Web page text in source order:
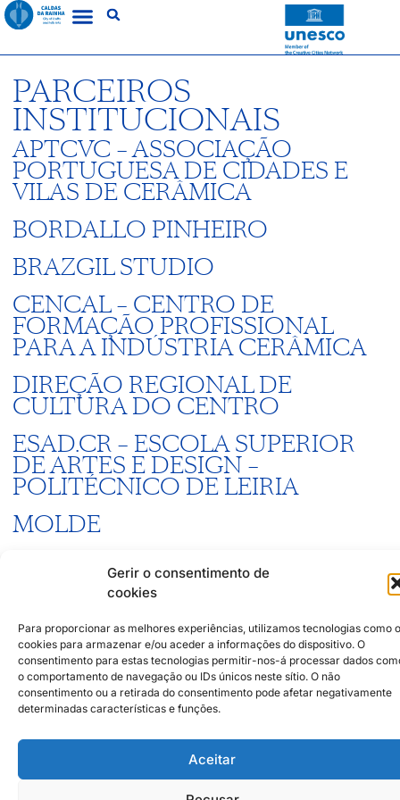
Gerir o consentimento de
cookies
Para proporcionar as melhores experiências, utilizamos tecnologias como
cookies para armazenar e/ou aceder a informações do dispositivo. O
consentimento para estas tecnologias permitir-nos-á processar dados
o comportamento de navegação ou IDs únicos neste sítio. O não
consentimento ou a retirada do consentimento pode afetar negativamente
determinadas características e funções.
Aceitar
PARCEIROS
INSTITUCIONAIS
APTCVC – ASSOCIAÇÃO
PORTUGUESA DE CIDADES E
VILAS DE CERÂMICA
BORDALLO PINHEIRO
BRAZGIL STUDIO
CENCAL – CENTRO DE
FORMAÇÃO PROFISSIONAL
PARA A INDÚSTRIA CERÂMICA
DIREÇÃO REGIONAL DE
CULTURA DO CENTRO
ESAD.CR – ESCOLA SUPERIOR
DE ARTES E DESIGN –
POLITÉCNICO DE LEIRIA
MOLDE
MUSEU DA CERÂMICA
MUSEU JOSÉ MALHOA
PH – ASSOCIAÇÃO PATRIMÓNIO
HISTÓRICO
Parceiros Institucionais
Política de Sustentabilidade
2026 © Caldas da Rainha Cidade